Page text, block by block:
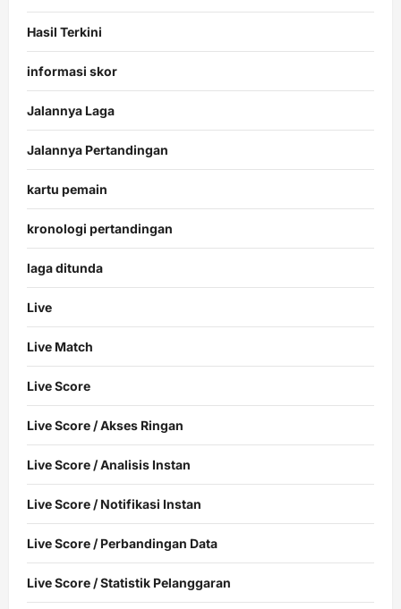
Hasil Terkini
informasi skor
Jalannya Laga
Jalannya Pertandingan
kartu pemain
kronologi pertandingan
laga ditunda
Live
Live Match
Live Score
Live Score / Akses Ringan
Live Score / Analisis Instan
Live Score / Notifikasi Instan
Live Score / Perbandingan Data
Live Score / Statistik Pelanggaran